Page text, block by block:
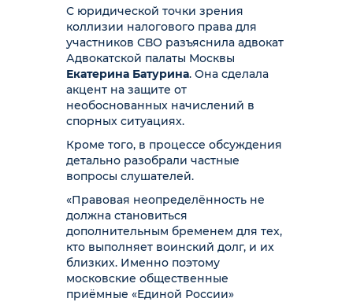
С юридической точки зрения
коллизии налогового права для
участников СВО разъяснила адвокат
Адвокатской палаты Москвы
Екатерина Батурина. Она сделала
акцент на защите от
необоснованных начислений в
спорных ситуациях.
Кроме того, в процессе обсуждения
детально разобрали частные
вопросы слушателей.
«Правовая неопределённость не
должна становиться
дополнительным бременем для тех,
кто выполняет воинский долг, и их
близких. Именно поэтому
московские общественные
приёмные «Единой России»